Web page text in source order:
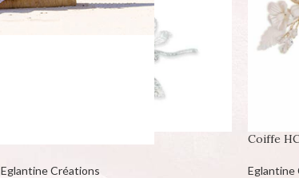
Eglantine Créations
Coiffe
Eglantine